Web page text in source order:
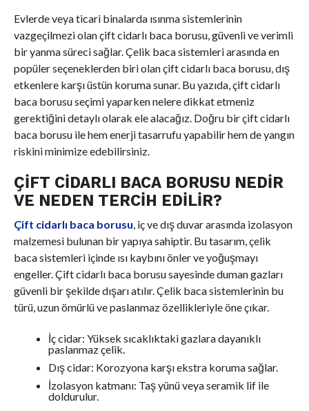
Evlerde veya ticari binalarda ısınma sistemlerinin
vazgeçilmezi olan çift cidarlı baca borusu, güvenli ve verimli
bir yanma süreci sağlar. Çelik baca sistemleri arasında en
popüler seçeneklerden biri olan çift cidarlı baca borusu, dış
etkenlere karşı üstün koruma sunar. Bu yazıda, çift cidarlı
baca borusu seçimi yaparken nelere dikkat etmeniz
gerektiğini detaylı olarak ele alacağız. Doğru bir çift cidarlı
baca borusu ile hem enerji tasarrufu yapabilir hem de yangın
riskini minimize edebilirsiniz.
ÇIFT CIDARLI BACA BORUSU NEDIR
VE NEDEN TERCIH EDILIR?
Çift cidarlı baca borusu, iç ve dış duvar arasında izolasyon
malzemesi bulunan bir yapıya sahiptir. Bu tasarım, çelik
baca sistemleri içinde ısı kaybını önler ve yoğuşmayı
engeller. Çift cidarlı baca borusu sayesinde duman gazları
güvenli bir şekilde dışarı atılır. Çelik baca sistemlerinin bu
türü, uzun ömürlü ve paslanmaz özellikleriyle öne çıkar.
İç cidar: Yüksek sıcaklıktaki gazlara dayanıklı
paslanmaz çelik.
Dış cidar: Korozyona karşı ekstra koruma sağlar.
İzolasyon katmanı: Taş yünü veya seramik lif ile
doldurulur.